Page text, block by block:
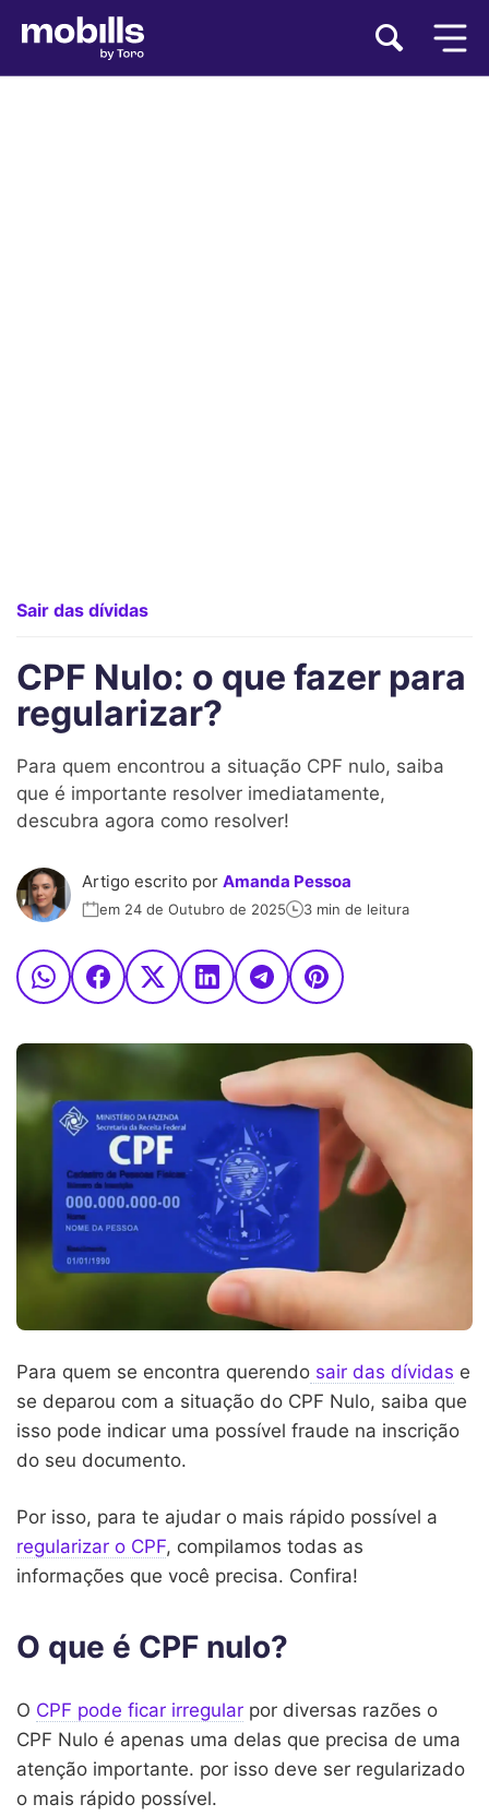
Sair das dívidas
CPF Nulo: o que fazer para
regularizar?
Para quem encontrou a situação CPF nulo, saiba
que é importante resolver imediatamente,
descubra agora como resolver!
Artigo escrito por Amanda Pessoa
em 24 de Outubro de 2025 3 min de leitura
Para quem se encontra querendo sair das dívidas e
se deparou com a situação do CPF Nulo, saiba que
isso pode indicar uma possível fraude na inscrição
do seu documento.
Por isso, para te ajudar o mais rápido possível a
regularizar o CPF, compilamos todas as
informações que você precisa. Confira!
O que é CPF nulo?
O CPF pode ficar irregular por diversas razões o
CPF Nulo é apenas uma delas que precisa de uma
atenção importante. por isso deve ser regularizado
o mais rápido possível.